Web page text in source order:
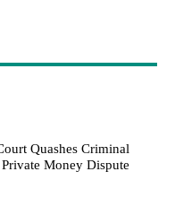
Quashes Criminal
Money Dispute